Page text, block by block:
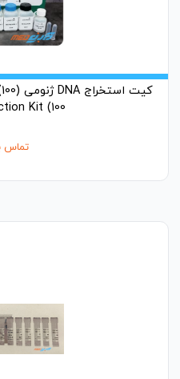
Kit (100)
تماس